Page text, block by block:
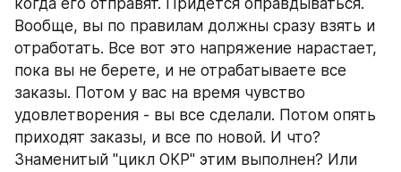
когда его отправят. Придется оправдываться.
Вообще, вы по правилам должны сразу взять и
отработать. Все вот это напряжение нарастает,
пока вы не берете, и не отрабатываете все
заказы. Потом у вас на время чувство
удовлетворения - вы все сделали. Потом опять
приходят заказы, и все по новой. И что?
Знаменитый "цикл ОКР" этим выполнен? Или